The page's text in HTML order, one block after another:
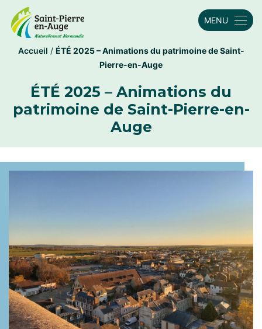
MENU
Accueil / ÉTÉ 2025 – Animations du patrimoine de Saint-
Pierre-en-Auge
ÉTÉ 2025 – Animations du
patrimoine de Saint-Pierre-en-
Auge